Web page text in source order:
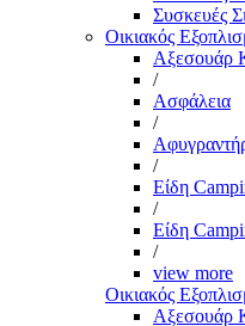
Συσκευές
Οικιακός
Αξεσουάρ
/
Ασφάλεια
/
/
Είδη
/
Είδη
/
view more
Οικιακός
Αξεσουάρ